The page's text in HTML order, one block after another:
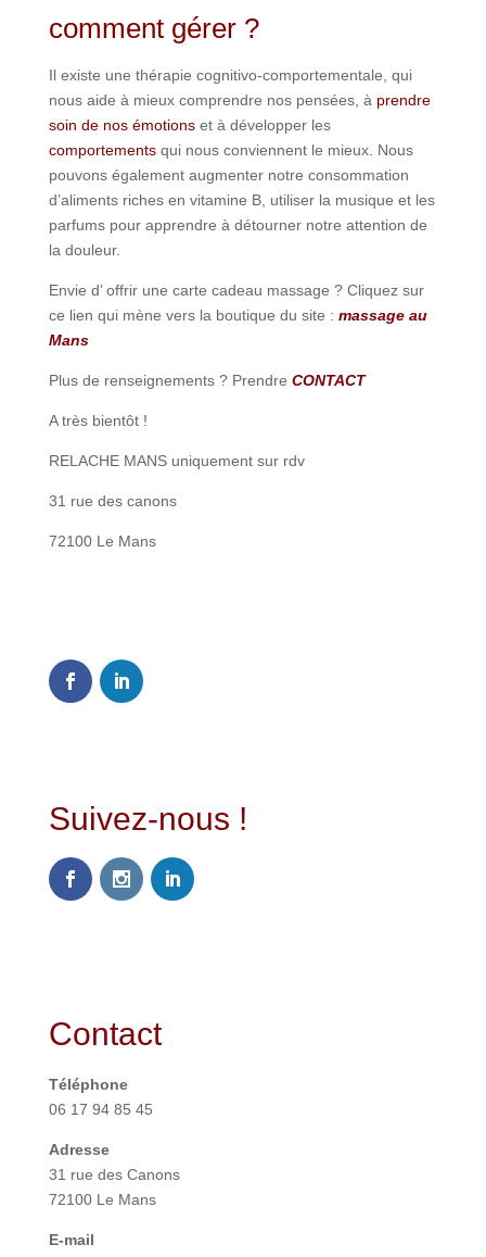
comment gérer ?
Il existe une thérapie cognitivo-comportementale, qui
nous aide à mieux comprendre nos pensées, à prendre
soin de nos émotionset à développer les
comportementsqui nous conviennent le mieux. Nous
pouvons également augmenter notre consommation
d’aliments riches en vitamine B, utiliser la musique et les
parfums pour apprendre à détourner notre attention de
la douleur.
Envie d’ offrir une carte cadeau massage ? Cliquez sur
ce lien qui mène vers la boutique du site : massage au
Mans
Plus de renseignements ? Prendre CONTACT
A très bientôt !
RELACHE MANS uniquement sur rdv
31 rue des canons
72100 Le Mans
Suivez-nous !
Contact
Téléphone
06 17 94 85 45
Adresse
31 rue des Canons
72100 Le Mans
E-mail